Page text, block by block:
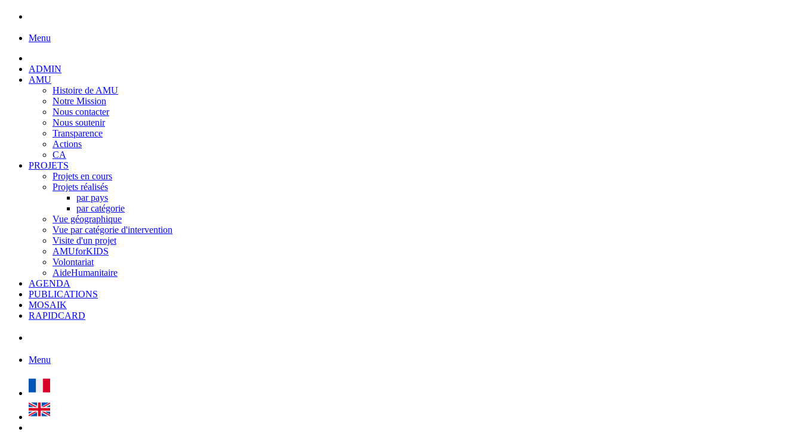
Menu
ADMIN
AMU
Histoire de AMU
Notre Mission
Nous contacter
Nous soutenir
Transparence
Actions
CA
PROJETS
Projets en cours
Projets réalisés
par pays
par catégorie
Vue géographique
Vue par catégorie d'intervention
Visite d'un projet
AMUforKIDS
Volontariat
AideHumanitaire
AGENDA
PUBLICATIONS
MOSAIK
RAPIDCARD
Menu